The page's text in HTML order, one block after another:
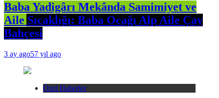
Baba Yadigârı Mekânda Samimiyet ve
Aile Sıcaklığı: Baba Ocağı Alp Aile Çay
Bahçesi
3 ay ago57 yıl ago
Özel Haberler